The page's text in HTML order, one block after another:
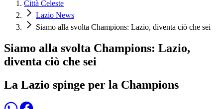
Città Celeste
Lazio News
Siamo alla svolta Champions: Lazio, diventa ciò che sei
Siamo alla svolta Champions: Lazio,
diventa ciò che sei
La Lazio spinge per la Champions